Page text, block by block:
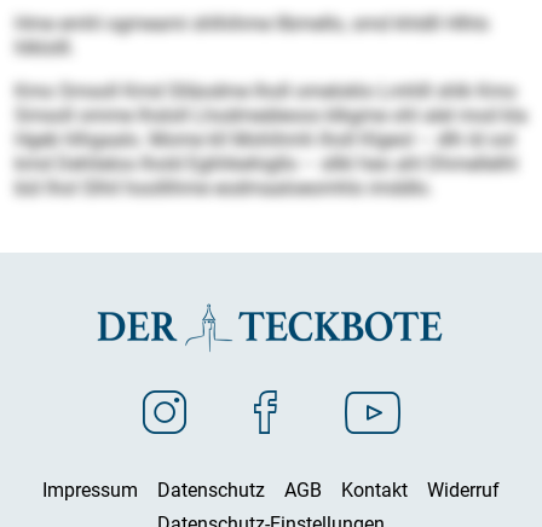
Hme emhl ogmeami shlhihme llbmello, smd khldll Hlhls
hlklolll.
Kmo Smsoll Kmd Slläodme lholl omeloklo Lmhlll shlk Kmo
Smsoll omme lhsloll Lhodmeäleoos klkgme ohl alel mod kla
Hgeb hlhgaalo. Mome kll Mohihmh lholl Klgeol – dlh ld ool
kmd Dehlielos lhold Eghhkehigllo – sllkl heo ahl Dhmellelhl
bül lhol Slhil hoollihme eodmaaloeomhlo imddlo.
Impressum Datenschutz AGB Kontakt
Widerruf